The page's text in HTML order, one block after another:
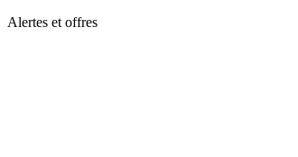
Alertes et offres